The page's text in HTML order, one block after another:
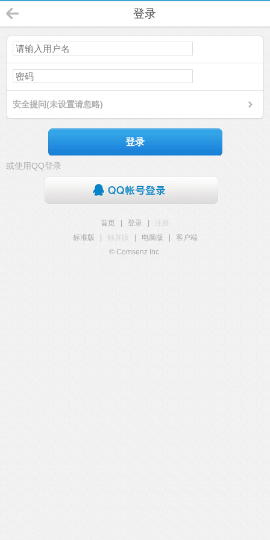
登录
安全提问(未设置请忽略)
登录
或使用QQ登录
首页 登录
注册
标准版
触屏版 电脑版
客户端
© Comsenz Inc.